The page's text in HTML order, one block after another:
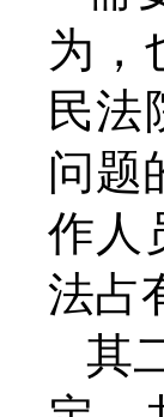
为，
民法
问题
作人
法占
其